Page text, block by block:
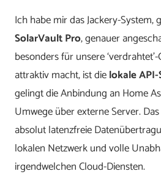
Ich habe mir das Jackery-System,
SolarVault Pro, genauer
besonders für unsere
attraktiv macht, ist dielokale
gelingt die Anbindung an Home
Umwege über externe Server.
absolut latenzfreie
lokalen Netzwerk und volle
irgendwelchen Cloud-Diensten.